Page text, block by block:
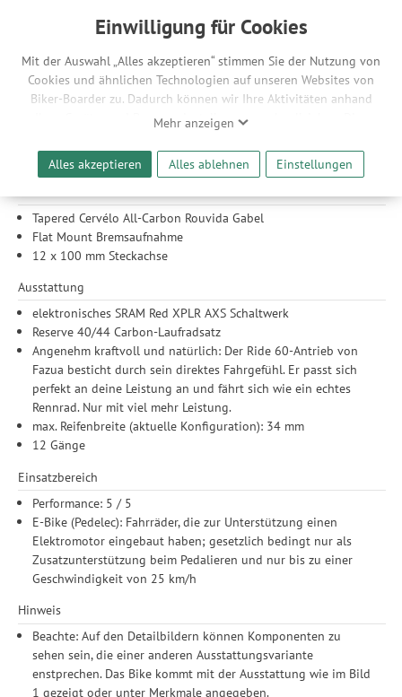
Einwilligung für Cookies
Mit der Auswahl „Alles akzeptieren“ stimmen Sie der Nutzung von
Cookies und ähnlichen Technologien auf unseren Websites von
Biker-Boarder zu. Dadurch können wir Ihre Aktivitäten anhand
Ihrer Geräte- und Browsereinstellungen nachvollziehen. Dies
ermöglicht es uns, anhand ihrer Interessen nutzungsbasierte
Werbeanzeigen für Sie bereitzustellen sowie Funktionalitäten
unserer Website sicherzustellen und stetig zu verbessern. Dabei
werden Ihre Daten auch an Drittanbieter und Werbepartner
weitergegeben. Die Verarbeitung erfolgt ausschließlich zum
Zwecke der Einbindung von Streaming-Inhalten und der
Durchführung von statistischer Analyse, Reichweitenmessungen,
Informationen zu den einzelnen Funktionen, den Drittanbietern
und der Speicherdauer finden Sie unter Einstellungen. Diese
Einwilligung ist freiwillig, für die Nutzung unserer Website nicht
erforderlich und gilt, bis sie widerrufen wird. Sie können Ihre
Einwilligung unter Einstellungen lediglich für bestimmte
Drittanbieter erteilen und jederzeit für die Zukunft widerrufen.
Mehr anzeigen
Alles akzeptieren Alles ablehnen Einstellungen
der Road Konfiguration.
Rahmen
Carbon-Rahmen
Tapered Steuerrohr: bietet die beste Balance von Steifigkeit,
Elastizität und Gewicht
12 x 142 mm Steckachse
Tapered Cervélo All-Carbon Rouvida Gabel
Flat Mount Bremsaufnahme
12 x 100 mm Steckachse
Ausstattung
elektronisches SRAM Red XPLR AXS Schaltwerk
Reserve 40/44 Carbon-Laufradsatz
Angenehm kraftvoll und natürlich: Der Ride 60-Antrieb von
Fazua besticht durch sein direktes Fahrgefühl. Er passt sich
perfekt an deine Leistung an und fährt sich wie ein echtes
Rennrad. Nur mit viel mehr Leistung.
max. Reifenbreite (aktuelle Konfiguration): 34 mm
12 Gänge
Einsatzbereich
Performance: 5 / 5
E-Bike (Pedelec): Fahrräder, die zur Unterstützung einen
Elektromotor eingebaut haben; gesetzlich bedingt nur als
Zusatzunterstützung beim Pedalieren und nur bis zu einer
Geschwindigkeit von 25 km/h
Hinweis
Beachte: Auf den Detailbildern können Komponenten zu
sehen sein, die einer anderen Ausstattungsvariante
enstprechen. Das Bike kommt mit der Ausstattung wie im Bild
1 gezeigt oder unter Merkmale angegeben.